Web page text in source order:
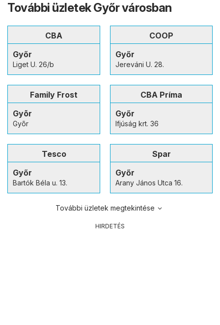
További üzletek Győr városban
CBA
Győr
Liget U. 26/b
COOP
Győr
Jereváni U. 28.
Family Frost
Gyõr
Gyõr
CBA Príma
Győr
Ifjúság krt. 36
Tesco
Győr
Bartók Béla u. 13.
Spar
Győr
Arany János Utca 16.
További üzletek megtekintése
HIRDETÉS